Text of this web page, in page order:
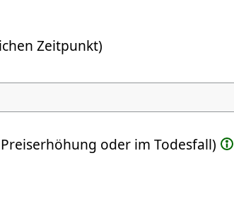
Zeitpunkt)
ins nächste Feld)
oder im Todesfall)